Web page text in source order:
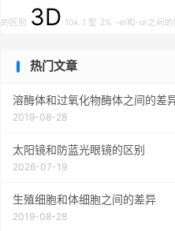
的区别 3D 10k 1 型 2% -er和-or之间的
热门文章
溶酶体和过氧化物酶体之间的差
2019-08-28
太阳镜和防蓝光眼镜的区别
2026-07-19
生殖细胞和体细胞之间的差异
2019-08-28